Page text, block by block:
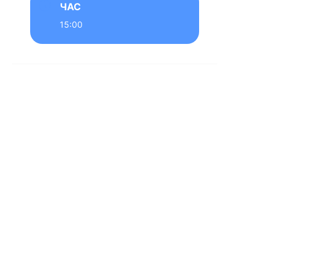
ЧАС
15:00